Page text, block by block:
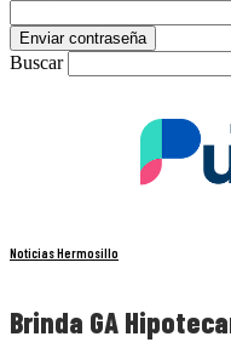
Buscar
Noticias Hermosillo
Brinda GA